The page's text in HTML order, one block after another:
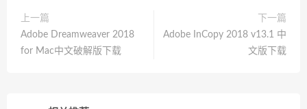
上一篇
Adobe Dreamweaver 2018
for Mac中文破解版下载
下一篇
Adobe InCopy 2018 v13.1 中
文版下载